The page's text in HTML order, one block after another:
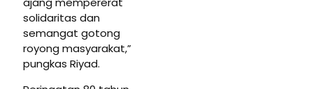
solidaritas dan
semangat gotong
royong masyarakat,”
pungkas Riyad.